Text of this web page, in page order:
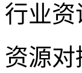
行业资
资源对